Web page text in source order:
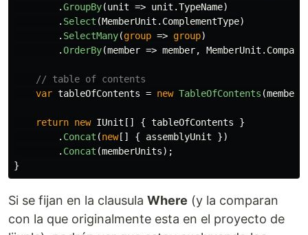
.GroupBy(unit => unit .TypeName)
. Select (MemberUnit . ComplementType)
. SelectMany(group => group)
.OrderBy(member => member, MemberUnit .
// table of contents
var tableOfContents = new TableOfContents (
return new IUnit [] { tableOfContents
}
. Concat (new[] { assemblyUnit
})
. Concat (memberUnits);
}
Si se fijan en la clausula Where (y la comparan
con la que originalmente esta en el proyecto de